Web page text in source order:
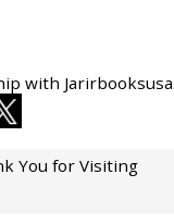
with Jarirbooksusa.
You for Visiting